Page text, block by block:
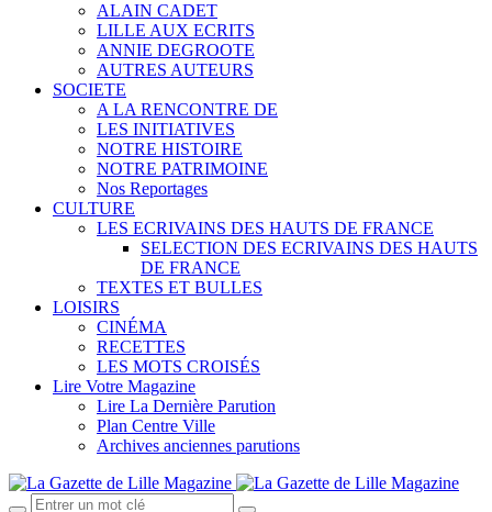
ALAIN CADET
LILLE AUX ECRITS
ANNIE DEGROOTE
AUTRES AUTEURS
SOCIETE
A LA RENCONTRE DE
LES INITIATIVES
NOTRE HISTOIRE
NOTRE PATRIMOINE
Nos Reportages
CULTURE
LES ECRIVAINS DES HAUTS DE FRANCE
SELECTION DES ECRIVAINS DES HAUTS
DE FRANCE
TEXTES ET BULLES
LOISIRS
CINÉMA
RECETTES
LES MOTS CROISÉS
Lire Votre Magazine
Lire La Dernière Parution
Plan Centre Ville
Archives anciennes parutions